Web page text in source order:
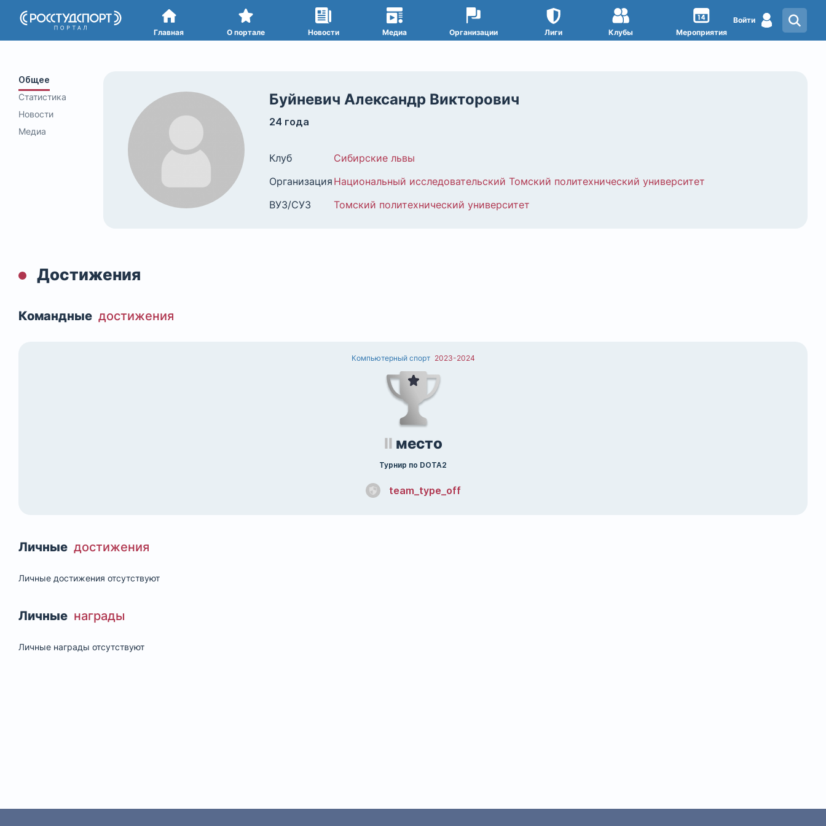
Порталстуденческого спорта
Войти
Главная
О портале Новости Медиа Организации Лиги Клубы Мероприятия
Общее
Статистика
Новости
Медиа
Буйневич Александр Викторович
24 года
Клуб
Сибирские львы
Организация Национальный исследовательский Томский политехнический университет
ВУЗ/СУЗ
Томский политехнический университет
Достижения
Командные достижения
Компьютерный спорт 2023-2024
II место
Турнир по DOTA2
team_type_off
Личные достижения
Личные достижения отсутствуют
Личные награды
Личные награды отсутствуют